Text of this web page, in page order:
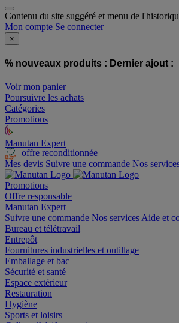
Contenu du site suggéré et menu de
Mon compte Se connecter
×
% nouveaux produits : Dernier ajout :
Voir mon panier
Poursuivre les achats
Catégories
Promotions
Manutan Expert
offre reconditionnée
Mes devis Suivre une commande Nos
Promotions
Offre responsable
Manutan Expert
Suivre une commande Nos services Aide et
Bureau et télétravail
Entrepôt
Fournitures industrielles et outillage
Emballage et bac
Sécurité et santé
Espace extérieur
Restauration
Hygiène
Sports et loisirs